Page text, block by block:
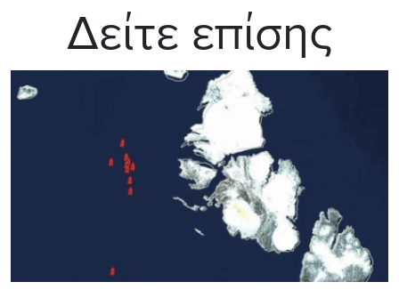
Δείτε επίσης